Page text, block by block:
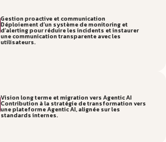
Gestion proactive et communication
Déploiement d’un système de monitoring et
d’alerting pour réduire les incidents et instaurer
une communication transparente avec les
utilisateurs.
Vision long terme et migration vers Agentic AI
Contribution à la stratégie de transformation vers
une plateforme Agentic AI, alignée sur les
standards internes.